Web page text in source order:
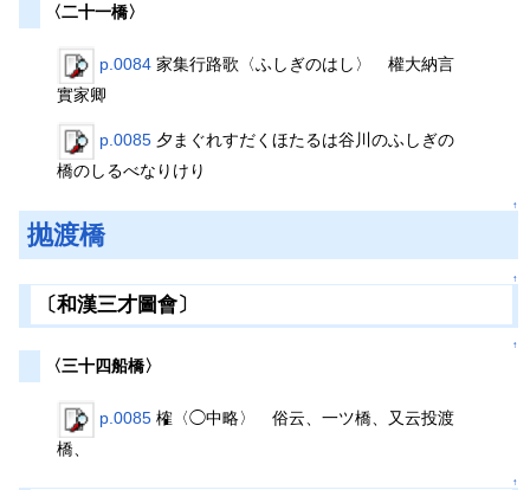
〈二十一橋〉
p.0084 家集行路歌〈ふしぎのはし〉 權大納言
實家卿
p.0085 夕まぐれすだくほたるは谷川のふしぎの
橋のしるべなりけり
↑
抛渡橋
↑
〔和漢三才圖會〕
↑
〈三十四船橋〉
p.0085 榷〈◯中略〉 俗云、一ツ橋、又云投渡
橋、
↑